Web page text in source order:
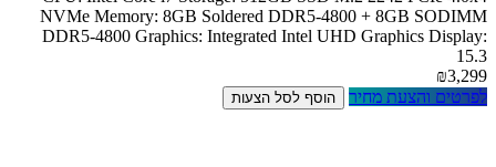
NVMe Memory: 8GB Soldered DDR5-4800 + 8GB SODIMM
DDR5-4800 Graphics: Integrated Intel UHD Graphics Display:
15.3
₪3,299
לפרטים והצעת מחיר
הוסף לסל הצעות